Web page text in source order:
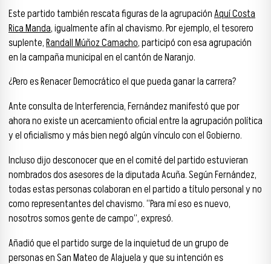
Este partido también rescata figuras de la agrupaciónAquí Costa
Rica Manda, igualmente afín al chavismo. Por ejemplo, el tesorero
suplente,Randall Múñoz Camacho, participó con esa agrupación
en la campaña municipal en el cantón de Naranjo.
¿Pero es Renacer Democrático el que pueda ganar la carrera?
Ante consulta de Interferencia, Fernández manifestó que por
ahora no existe un acercamiento oficial entre la agrupación política
y el oficialismo y más bien negó algún vínculo con el Gobierno.
Incluso dijo desconocer que en el comité del partido estuvieran
nombrados dos asesores de la diputada Acuña. Según Fernández,
todas estas personas colaboran en el partido a título personal y no
como representantes del chavismo. “Para mí eso es nuevo,
nosotros somos gente de campo”, expresó.
Añadió que el partido surge de la inquietud de un grupo de
personas en San Mateo de Alajuela y que su intención es